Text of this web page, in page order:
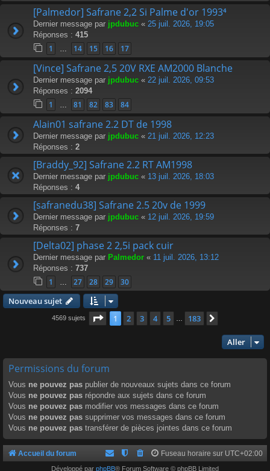
[Palmedor] Safrane 2,2 Si Palme d'or 1993⁴
Dernier message par jpdubuc « 25 juil. 2026, 19:05
Réponses : 415
1 … 14 15 16 17
[Vince] Safrane 2,5 20V RXE AM2000 Blanche
Dernier message par jpdubuc « 22 juil. 2026, 09:53
Réponses : 2094
1 … 81 82 83 84
Alain01 safrane 2.2 DT de 1998
Dernier message par jpdubuc « 21 juil. 2026, 12:23
Réponses : 2
[Braddy_92] Safrane 2.2 RT AM1998
Dernier message par jpdubuc « 13 juil. 2026, 18:03
Réponses : 4
[safranedu38] Safrane 2.5 20v de 1999
Dernier message par jpdubuc « 12 juil. 2026, 19:59
Réponses : 7
[Delta02] phase 2 2,5i pack cuir
Dernier message par Palmedor « 11 juil. 2026, 13:12
Réponses : 737
1 … 27 28 29 30
Nouveau sujet
4569 sujets Page 1sur183
1 2 3 4 5 183
Aller
Permissions du forum
Vous ne pouvez pas publier de nouveaux sujets dans ce forum
Vous ne pouvez pas répondre aux sujets dans ce forum
Vous ne pouvez pas modifier vos messages dans ce forum
Vous ne pouvez pas supprimer vos messages dans ce forum
Vous ne pouvez pas transférer de pièces jointes dans ce forum
Accueil du forum Fuseau horaire sur UTC+02:00
Développé par phpBB® Forum Software © phpBB Limited